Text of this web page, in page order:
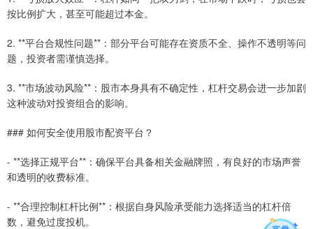
按比例扩大，甚至可能超过本金。
2. **平台合规性问题**：部分平台可能存在资质不全、操作不透明等问
题，投资者需谨慎选择。
3. **市场波动风险**：股市本身具有不确定性，杠杆交易会进一步加剧
这种波动对投资组合的影响。
### 如何安全使用股市配资平台？
- **选择正规平台**：确保平台具备相关金融牌照，有良好的市场声誉
和透明的收费标准。
- **合理控制杠杆比例**：根据自身风险承受能力选择适当的杠杆倍
数，避免过度投机。